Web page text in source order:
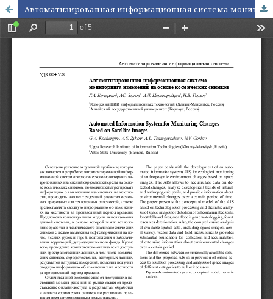
Автоматизированная информационная система мониторинга изменений на основе космических снимков